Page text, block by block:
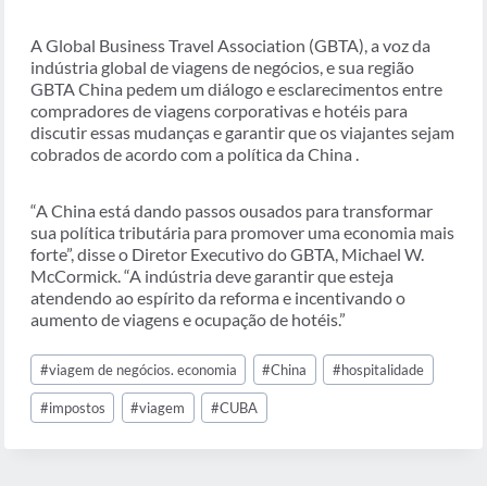
A Global Business Travel Association (GBTA), a voz da
indústria global de viagens de negócios, e sua região
GBTA China pedem um diálogo e esclarecimentos entre
compradores de viagens corporativas e hotéis para
discutir essas mudanças e garantir que os viajantes sejam
cobrados de acordo com a política da China .
“A China está dando passos ousados para transformar
sua política tributária para promover uma economia mais
forte”, disse o Diretor Executivo do GBTA, Michael W.
McCormick. “A indústria deve garantir que esteja
atendendo ao espírito da reforma e incentivando o
aumento de viagens e ocupação de hotéis.”
Tags
do
Post:
#viagem de negócios. economia #China #hospitalidade
#impostos #viagem #CUBA